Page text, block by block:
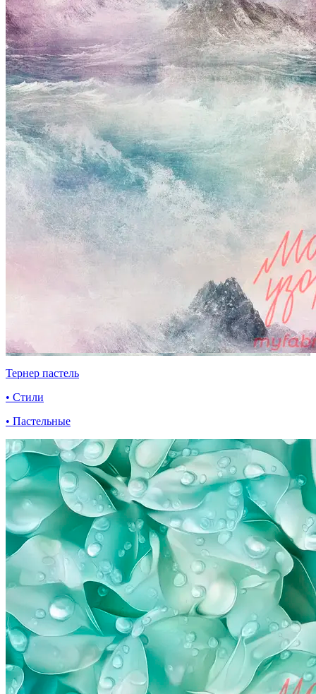
Тернер пастель
• Стили
• Пастельные